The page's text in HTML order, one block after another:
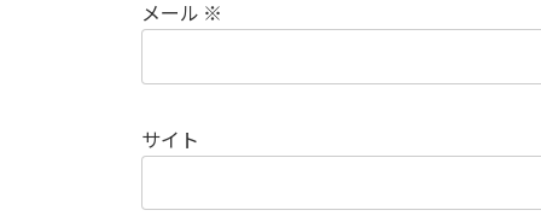
メール ※
サイト